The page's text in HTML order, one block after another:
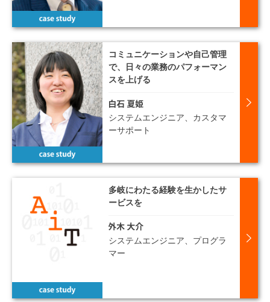
コミュニケーションや自己管理
で、日々の業務のパフォーマン
スを上げる
システムエンジニア、カスタマ
ーサポート
多岐にわたる経験を生かしたサ
ービスを
システムエンジニア、プログラ
マー